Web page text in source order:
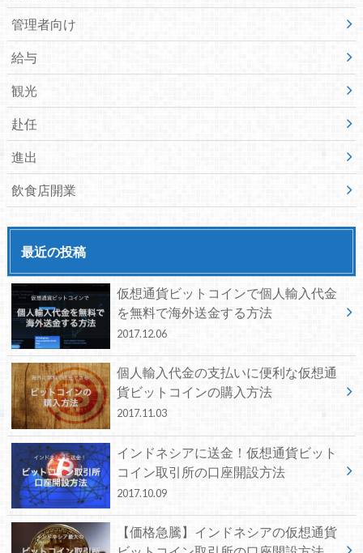
管理者向け
給与
観光
赴任
進出
飲食店開業
最近の投稿
仮想通貨ビットコインで個人輸入代金
を無料で海外送金する方法
2017.12.06
個人輸入代金の支払いに便利な仮想通
貨ビットコインの購入方法
2017.11.03
インドネシアに送金！仮想通貨ビット
コイン取引所の口座開設方法
2017.10.09
【価格急騰】インドネシアの仮想通貨